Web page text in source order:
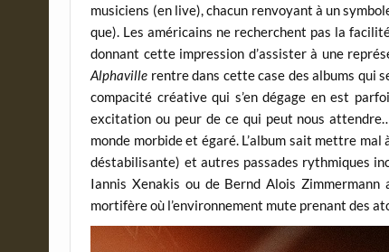
musiciens (en live), chacun renvoyant à un
que). Les américains ne recherchent pas la
donnant cette impression d’assister à une
Alphaville rentre dans cette case des albums qui
compacité créative qui s’en dégage en est
excitation ou peur de ce qui peut nous
monde morbide et égaré. L’album sait mettre
déstabilisante) et autres passades rythmiques
Iannis Xenakis ou de Bernd Alois
mortifère où l’environnement mute prenant des